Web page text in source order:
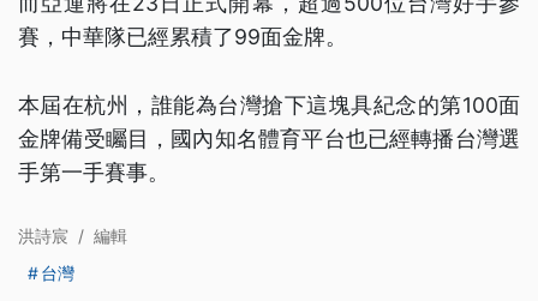
賽，中華隊已經累積了99面金牌。
本屆在杭州，誰能為台灣搶下這塊具紀念的第100面
金牌備受矚目，國內知名體育平台也已經轉播台灣選
手第一手賽事。
洪詩宸 / 編輯
台灣